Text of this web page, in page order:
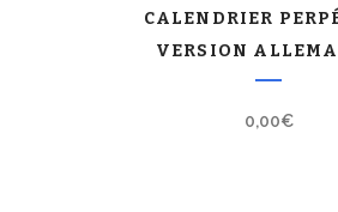
CALENDRIER
VERSION
0,00€